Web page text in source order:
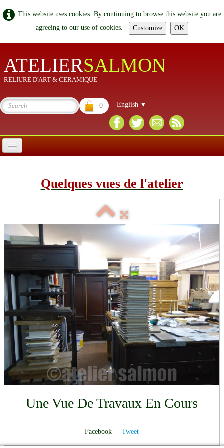
This website uses cookies. By continuing to browse this website you are
agreeing to our use of cookies.
Customize OK
ateliersalmon
RELIURE D'ART & CERAMIQUE
0 English ▼
LA RELIURE, LA RESTAURATION
Quelques vues de l'atelier
Une Vue De Travaux En Cours
Facebook Tweet